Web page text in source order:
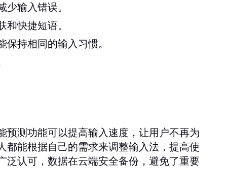
输入错误。
快捷短语。
持相同的输入习惯。
测功能可以提高输入速度，让用户不再为
能根据自己的需求来调整输入法，提高使
泛认可，数据在云端安全备份，避免了重要